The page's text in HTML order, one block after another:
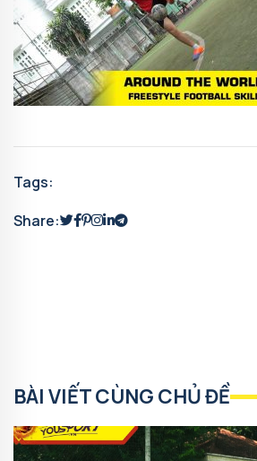
Tags:
Share:
BÀI VIẾT CÙNG CHỦ ĐỀ